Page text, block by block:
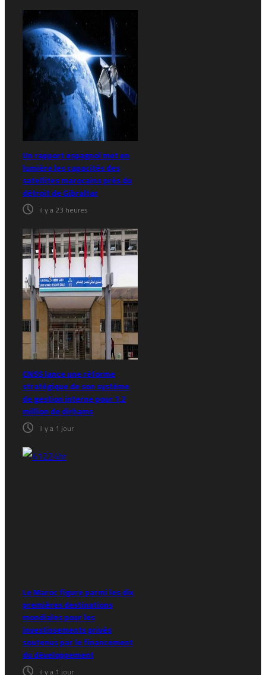
Un rapport espagnol met en
lumière les capacités des
satellites marocains près du
détroit de Gibraltar
il y a 23 heures
CNSS lance une réforme
stratégique de son système
de gestion interne pour 1,2
million de dirhams
il y a 1 jour
Le Maroc figure parmi les dix
premières destinations
mondiales pour les
investissements privés
soutenus par le financement
du développement
il y a 1 jour